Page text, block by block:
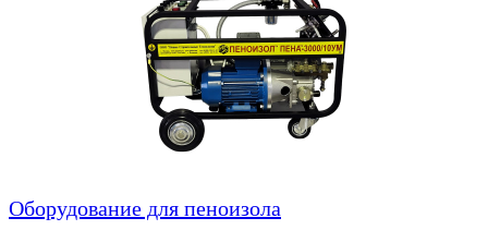
Оборудование для пеноизола